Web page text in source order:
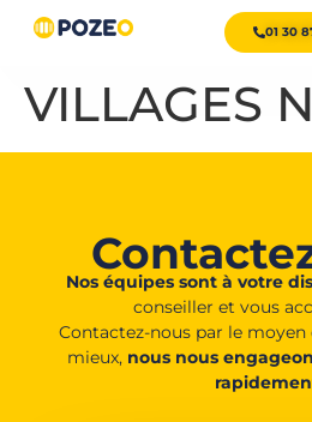
01 30
VILLAGES
Nos équipes sont à votre
conseiller et vous
Contactez-nous par le
mieux, nous nous